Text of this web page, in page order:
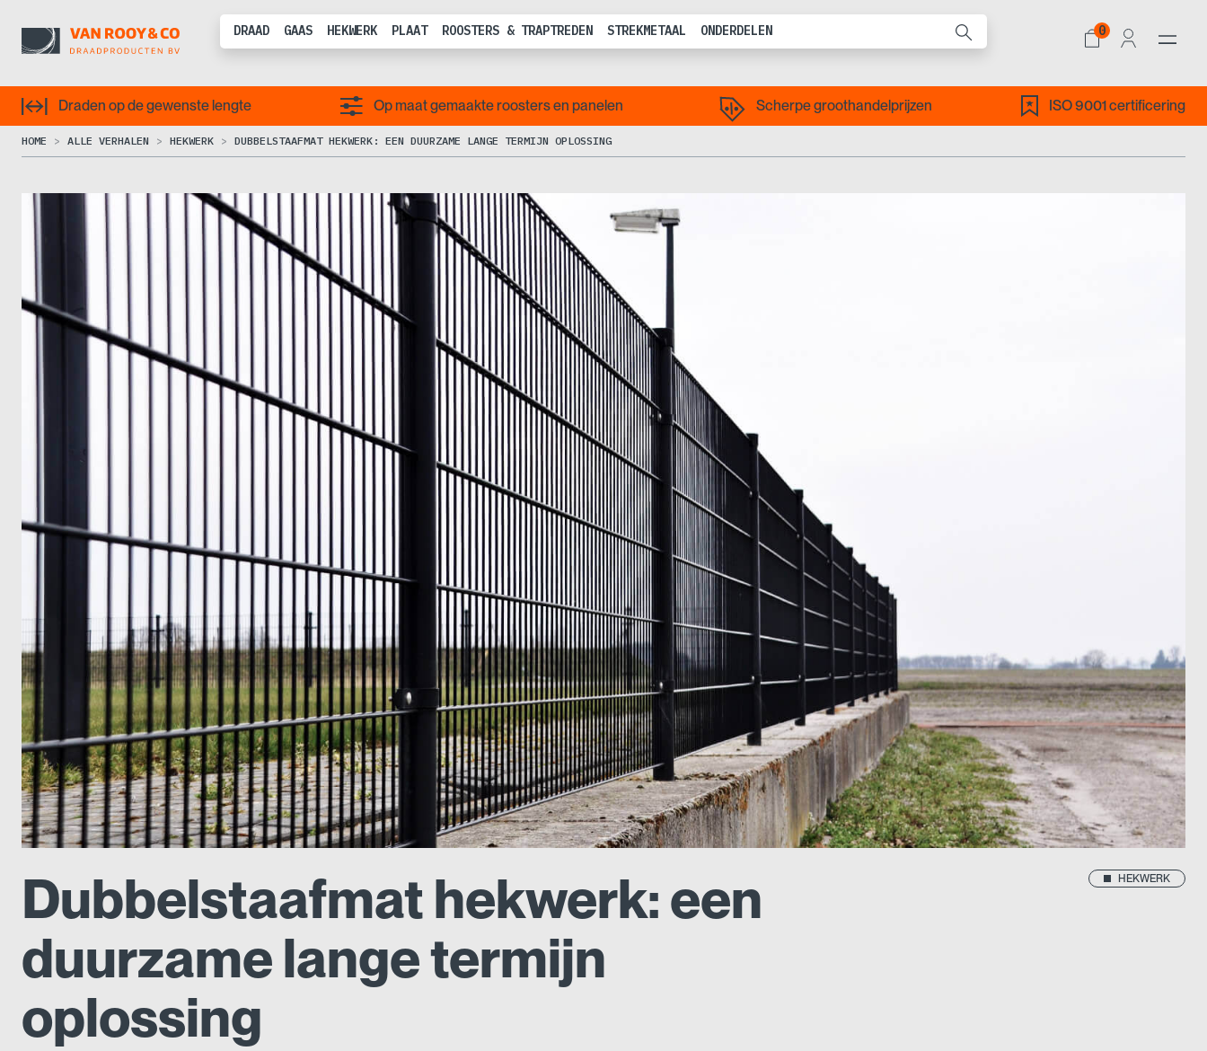
DRAAD GAAS HEKWERK PLAAT ROOSTERS & TRAPTREDEN STREKMETAAL ONDERDELEN 0
Draden op de gewenste lengte Op maat gemaakte roosters en panelen Scherpe groothandelprijzen ISO 9001 certificering
HOME ALLE VERHALEN HEKWERK DUBBELSTAAFMAT HEKWERK: EEN DUURZAME LANGE TERMIJN OPLOSSING
Dubbelstaafmat hekwerk: een
duurzame lange termijn
oplossing
HEKWERK